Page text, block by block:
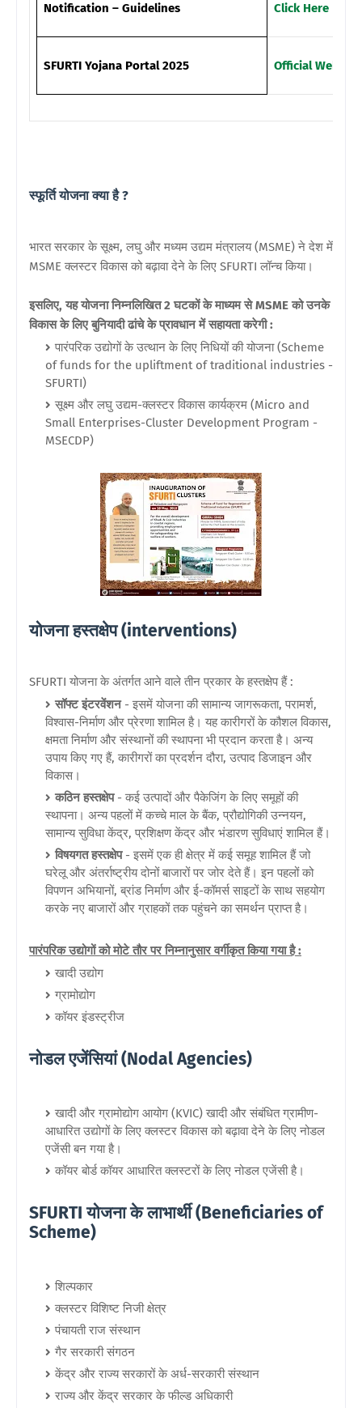
Notification – Guidelines Click Here
SFURTI Yojana Portal 2025 Official Website
स्फूर्ति योजना क्या है ?
भारत सरकार के सूक्ष्म, लघु और मध्यम उद्यम मंत्रालय (MSME) ने देश में
MSME क्लस्टर विकास को बढ़ावा देने के लिए SFURTI लॉन्च किया।
इसलिए, यह योजना निम्नलिखित 2 घटकों के माध्यम से MSME को उनके
विकास के लिए बुनियादी ढांचे के प्रावधान में सहायता करेगी :
पारंपरिक उद्योगों के उत्थान के लिए निधियों की योजना (Scheme
of funds for the upliftment of traditional industries -
SFURTI)
सूक्ष्म और लघु उद्यम-क्लस्टर विकास कार्यक्रम (Micro and
Small Enterprises-Cluster Development Program -
MSECDP)
योजना हस्तक्षेप (interventions)
SFURTI योजना के अंतर्गत आने वाले तीन प्रकार के हस्तक्षेप हैं :
सॉफ्ट इंटरवेंशन - इसमें योजना की सामान्य जागरूकता, परामर्श,
विश्वास-निर्माण और प्रेरणा शामिल है। यह कारीगरों के कौशल विकास,
क्षमता निर्माण और संस्थानों की स्थापना भी प्रदान करता है। अन्य
उपाय किए गए हैं, कारीगरों का प्रदर्शन दौरा, उत्पाद डिजाइन और
विकास।
कठिन हस्तक्षेप - कई उत्पादों और पैकेजिंग के लिए समूहों की
स्थापना। अन्य पहलों में कच्चे माल के बैंक, प्रौद्योगिकी उन्नयन,
सामान्य सुविधा केंद्र, प्रशिक्षण केंद्र और भंडारण सुविधाएं शामिल हैं।
विषयगत हस्तक्षेप - इसमें एक ही क्षेत्र में कई समूह शामिल हैं जो
घरेलू और अंतर्राष्ट्रीय दोनों बाजारों पर जोर देते हैं। इन पहलों को
विपणन अभियानों, ब्रांड निर्माण और ई-कॉमर्स साइटों के साथ सहयोग
करके नए बाजारों और ग्राहकों तक पहुंचने का समर्थन प्राप्त है।
पारंपरिक उद्योगों को मोटे तौर पर निम्नानुसार वर्गीकृत किया गया है :
खादी उद्योग
ग्रामोद्योग
कॉयर इंडस्ट्रीज
नोडल एजेंसियां (Nodal Agencies)
खादी और ग्रामोद्योग आयोग (KVIC) खादी और संबंधित ग्रामीण-
आधारित उद्योगों के लिए क्लस्टर विकास को बढ़ावा देने के लिए नोडल
एजेंसी बन गया है।
कॉयर बोर्ड कॉयर आधारित क्लस्टरों के लिए नोडल एजेंसी है।
SFURTI योजना के लाभार्थी (Beneficiaries of
Scheme)
शिल्पकार
क्लस्टर विशिष्ट निजी क्षेत्र
पंचायती राज संस्थान
गैर सरकारी संगठन
केंद्र और राज्य सरकारों के अर्ध-सरकारी संस्थान
राज्य और केंद्र सरकार के फील्ड अधिकारी